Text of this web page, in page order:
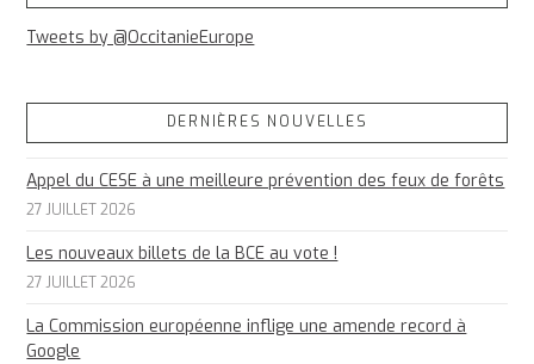
Tweets by @OccitanieEurope
DERNIÈRES NOUVELLES
Appel du CESE à une meilleure prévention des feux de forêts
27 JUILLET 2026
Les nouveaux billets de la BCE au vote !
27 JUILLET 2026
La Commission européenne inflige une amende record à
Google